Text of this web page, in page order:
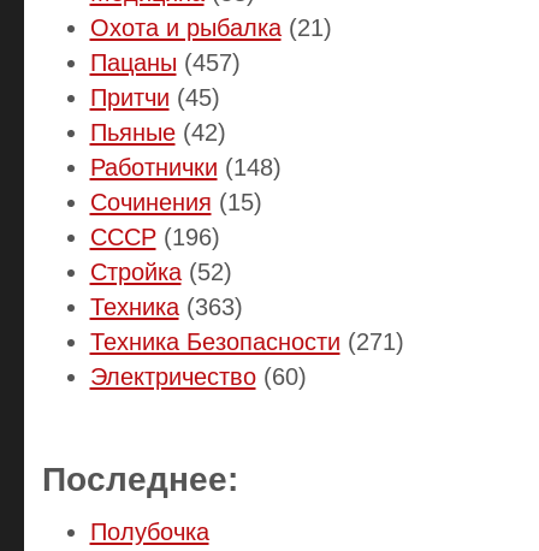
Охота и рыбалка(21)
Пацаны (457)
Притчи (45)
Пьяные(42)
Работнички (148)
Сочинения (15)
СССР(196)
Стройка(52)
Техника(363)
Техника Безопасности (271)
Электричество(60)
Последнее:
Полубочка